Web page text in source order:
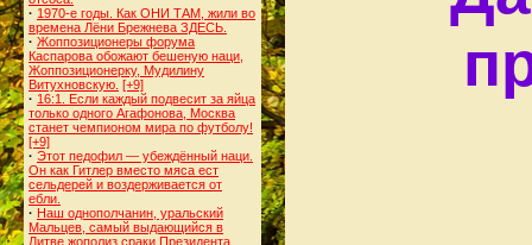
· 1970-е годы. Как ОНИ ТАМ, жили во
времена Лёни Брежнева ЗДЕСЬ.
· Жоппозиционеры форума
Каспарова обожают бешеную наци,
Жоппозиционерку, Мудилину
Витухновскую. [+9]
· 16:1. Если каждый подвесит за яйца
только одного Агафонова, Москва
станет чемпионом мира по футболу!
[+9]
· Этот педофил — убеждённый наци.
Он как Гитлер вместо мяса ест
сельдерей и воздерживается от
ебли.
· Наш однополчанин, уральский
Мальцев, самый выдающийся в
Литве жополиз сраки Президента